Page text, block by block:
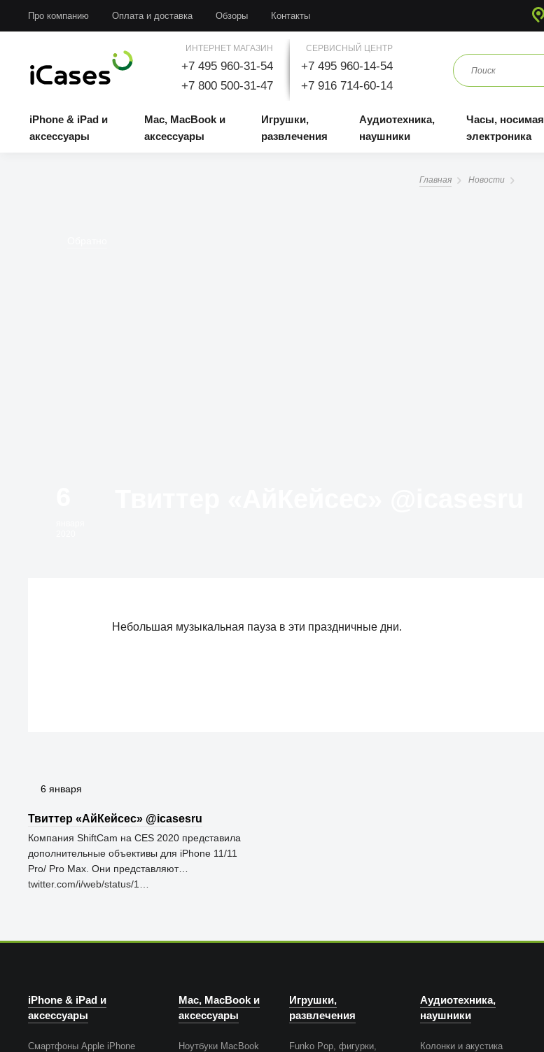
Про компанию Оплата и доставка Обзоры Контакты
ИНТЕРНЕТ МАГАЗИН
+7 495 960-31-54
+7 800 500-31-47
СЕРВИСНЫЙ ЦЕНТР
+7 495 960-14-54
+7 916 714-60-14
iPhone & iPad и
аксессуары
Mac, MacBook и
аксессуары
Игрушки,
развлечения
Аудиотехника,
наушники
Часы, носимая
электроника
Главная Новости
Небольшая музыкальная пауза в эти праздничные дни.
6 января
Твиттер «АйКейсес» ‏@icasesru
Компания ShiftCam на CES 2020 представила
дополнительные объективы для iPhone 11/11
Pro/ Pro Max. Они представляют…
twitter.com/i/web/status/1…
iPhone & iPad и
аксессуары
Смартфоны Apple iPhone
Mac, MacBook и
аксессуары
Ноутбуки MacBook
Игрушки,
развлечения
Funko Pop, фигурки,
Аудиотехника,
наушники
Колонки и акустика